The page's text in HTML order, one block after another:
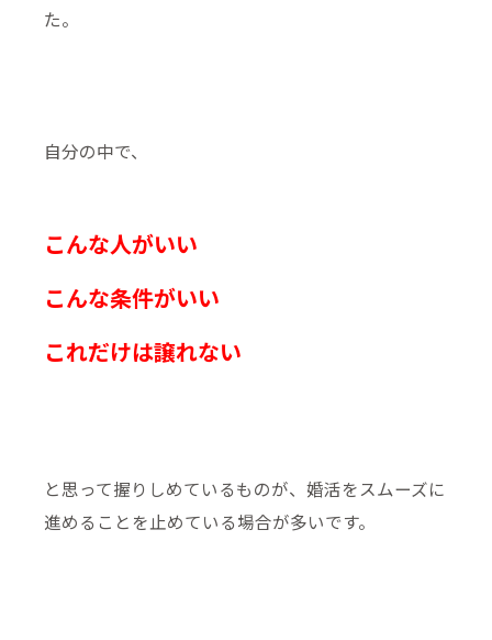
た。
自分の中で、
こんな人がいい
こんな条件がいい
これだけは譲れない
と思って握りしめているものが、婚活をスムーズに
進めることを止めている場合が多いです。